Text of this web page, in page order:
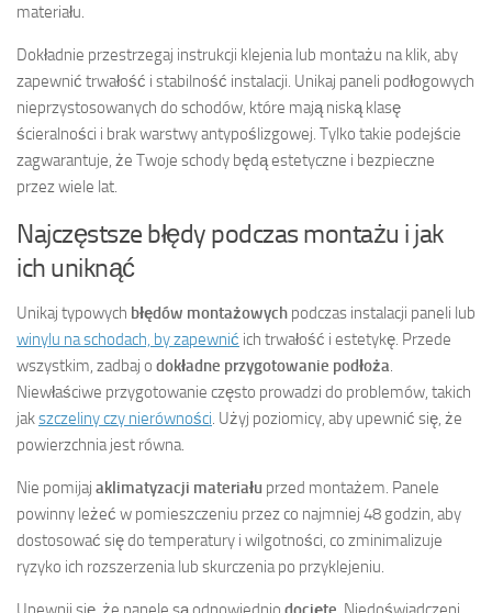
materiału.
Dokładnie przestrzegaj instrukcji klejenia lub montażu na klik, aby
zapewnić trwałość i stabilność instalacji. Unikaj paneli podłogowych
nieprzystosowanych do schodów, które mają niską klasę
ścieralności i brak warstwy antypoślizgowej. Tylko takie podejście
zagwarantuje, że Twoje schody będą estetyczne i bezpieczne
przez wiele lat.
Najczęstsze błędy podczas montażu i jak
ich uniknąć
Unikaj typowych błędów montażowych podczas instalacji paneli lub
winylu na schodach, by zapewnić ich trwałość i estetykę. Przede
wszystkim, zadbaj o dokładne przygotowanie podłoża
Niewłaściwe przygotowanie często prowadzi do problemów, takich
jakszczeliny czy nierówności . Użyj poziomicy, aby upewnić się, że
powierzchnia jest równa.
Nie pomijaj aklimatyzacji materiału przed montażem. Panele
powinny leżeć w pomieszczeniu przez co najmniej 48 godzin, aby
dostosować się do temperatury i wilgotności, co zminimalizuje
ryzyko ich rozszerzenia lub skurczenia po przyklejeniu.